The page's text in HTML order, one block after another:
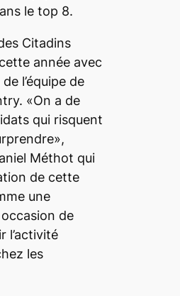
le top 8.
Citadins
année avec
l’équipe de
«On a de
qui risquent
Méthot qui
de cette
une
de
l’activité
les